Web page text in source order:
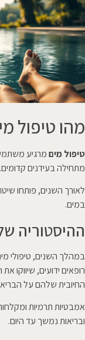
מהו טיפול
טיפול מיםמרגיע
מתחילה בעידנים
לאורך השנים, פותחו
במים.
ההיסטוריה
במהלך השנים, טיפולי
רופאים ידועים,
החיובית שלהם על
אמבטיות תרמיות
ובריאות נמשך עד היום.